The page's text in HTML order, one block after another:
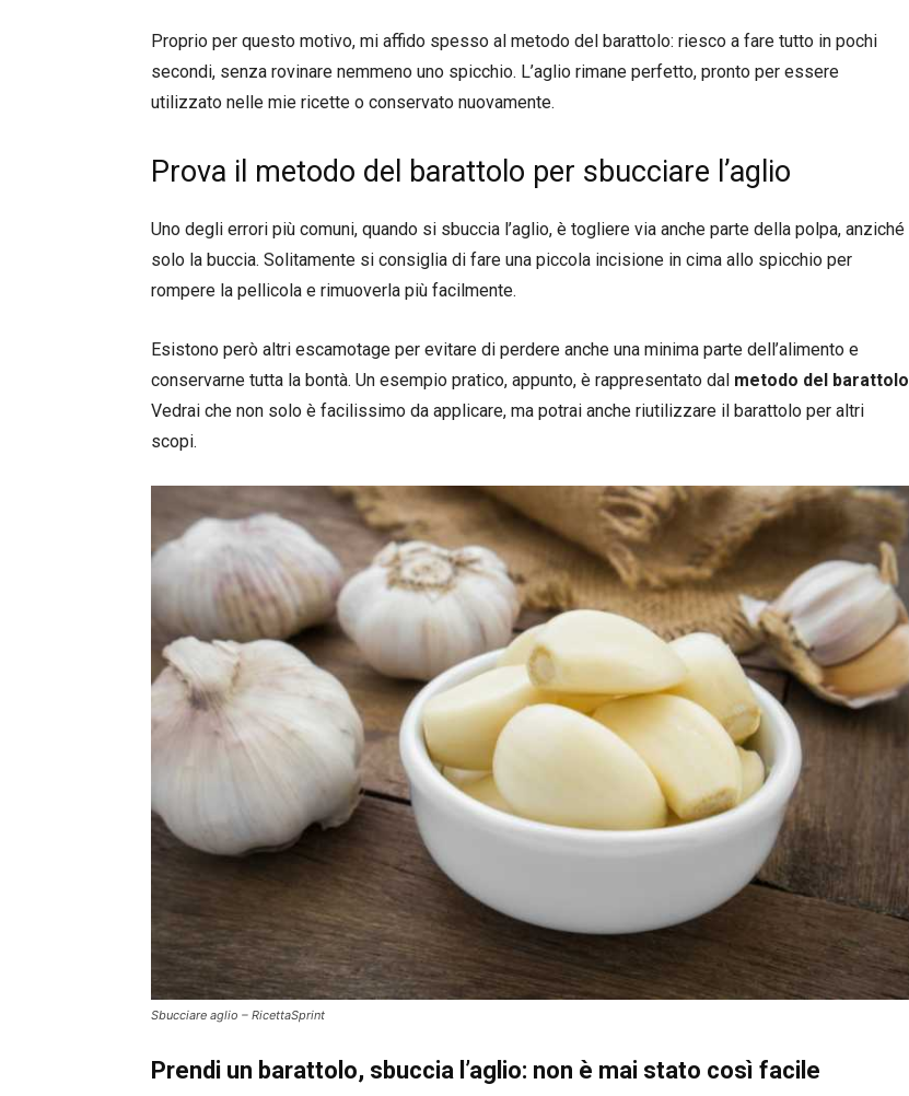
Proprio per questo motivo, mi affido spesso al metodo del barattolo: riesco a fare tutto in pochi
secondi, senza rovinare nemmeno uno spicchio. L’aglio rimane perfetto, pronto per essere
utilizzato nelle mie ricette o conservato nuovamente.
Prova il metodo del barattolo per sbucciare l’aglio
Uno degli errori più comuni, quando si sbuccia l’aglio, è togliere via anche parte della polpa, anziché
solo la buccia. Solitamente si consiglia di fare una piccola incisione in cima allo spicchio per
rompere la pellicola e rimuoverla più facilmente.
Esistono però altri escamotage per evitare di perdere anche una minima parte dell’alimento e
conservarne tutta la bontà. Un esempio pratico, appunto, è rappresentato dal metodo del barattolo
Vedrai che non solo è facilissimo da applicare, ma potrai anche riutilizzare il barattolo per altri
scopi.
Sbucciare aglio – RicettaSprint
Prendi un barattolo, sbuccia l’aglio: non è mai stato così facile